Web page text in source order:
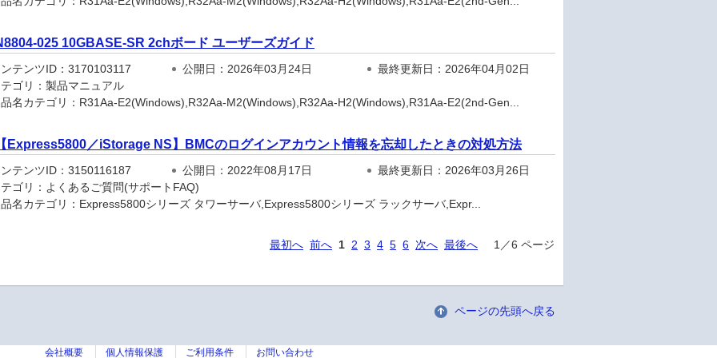
025 10GBASE-SR 2chボード ユーザーズガイド
テンツID：3170103117 公開日：2026年03月24日
最終更新日：2026年04月02日
ゴリ：製品マニュアル
名カテゴリ：R31Aa-E2(Windows),R32Aa-M2(Windows),R32Aa-H2(Windows),R31Aa-E2(2nd-Gen...
【Express5800／iStorage NS】BMCのログインアカウント情報を忘却したときの対処方法
テンツID：3150116187 公開日：2022年08月17日
最終更新日：2026年03月26日
ゴリ：よくあるご質問(サポートFAQ)
名カテゴリ：Express5800シリーズ タワーサーバ,Express5800シリーズ ラックサーバ,Expr...
最初へ 前へ 1 2 3 4 5 6 次へ 最後へ 1／6 ページ
ページの先頭へ戻る
会社概要 個人情報保護 ご利用条件 お問い合わせ